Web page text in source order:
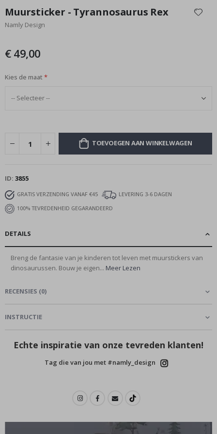
het
begin
afbeeldingen-
Muursticker - Tyrannosaurus Rex
Namly Design
€ 49,00
Kies de maat
TOEVOEGEN AAN WINKELWAGEN
ID 3855
GRATIS VERZENDING VANAF €45
LEVERING 3-6 DAGEN
100% TEVREDENHEID GEGARANDEERD
DETAILS
Breng de fantasie van je kinderen tot leven met muurstickers van
dinosaurussen. Bouw je eigen... Meer Lezen
RECENSIES (0)
INSTRUCTIE
Echte inspiratie van onze tevreden klanten!
Tag die van jou met #namly_design